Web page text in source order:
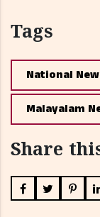
Tags
National
Malayalam
Share